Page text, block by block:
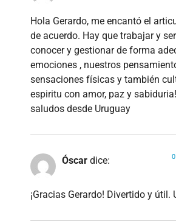
Hola Gerardo, me encantó el
de acuerdo. Hay que trabajar y
conocer y gestionar de forma
emociones , nuestros
sensaciones físicas y también
espiritu con amor, paz y
saludos desde Uruguay
Óscar dice:
¡Gracias Gerardo! Divertido y útil.